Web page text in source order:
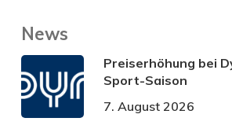
News
Preiserhöhung bei
Sport-Saison
7. August 2026